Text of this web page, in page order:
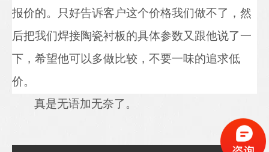
报价的。只好告诉客户这个价格我们做不了，然
后把我们焊接陶瓷衬板的具体参数又 跟他说了一
下，希望他可以多做比较 ，不要一味的追求低
价。
真是无语加无奈了 。